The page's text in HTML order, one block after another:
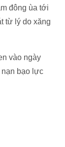
đông ùa tới
từ lý do xăng
vào ngày
nạn bạo lực